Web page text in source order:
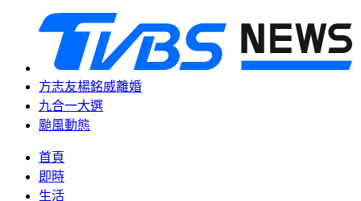
方志友楊銘威離婚
九合一大選
颱風動態
首頁
即時
生活